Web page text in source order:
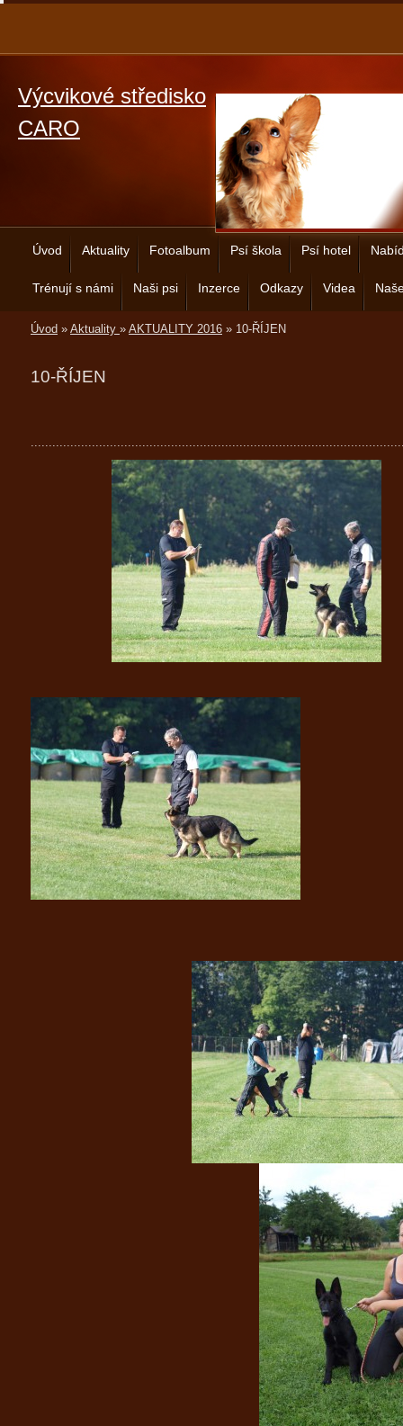
Výcvikové středisko
CARO
Úvod Aktuality Fotoalbum Psí škola Psí hotel
Trénují s námi Naši psi Inzerce Odkazy Videa
Úvod » Aktuality » AKTUALITY 2016 » 10-ŘÍJEN
10-ŘÍJEN